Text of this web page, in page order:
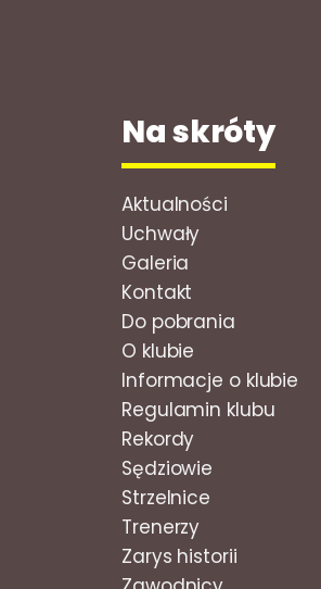
Na skróty
Aktualności
Uchwały
Galeria
Kontakt
Do pobrania
O klubie
Informacje o klubie
Regulamin klubu
Rekordy
Sędziowie
Strzelnice
Trenerzy
Zarys historii